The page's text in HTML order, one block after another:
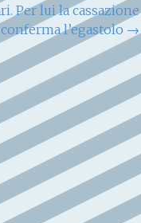
Per lui la cassazione
conferma l’egastolo →